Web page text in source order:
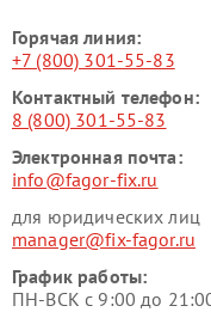
Горячая линия:
+7 (800) 301-55-83
Контактный телефон:
8 (800) 301-55-83
Электронная почта:
info@fagor-fix.ru
для юридических лиц
manager@fix-fagor.ru
График работы:
ПН-ВСК с 9:00 до